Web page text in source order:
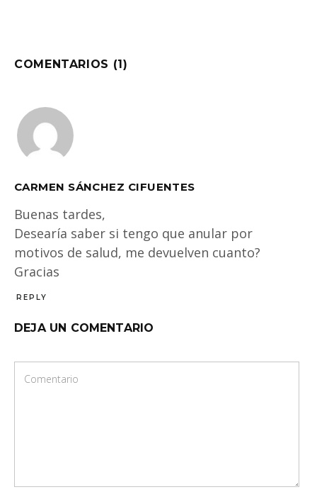
COMENTARIOS (1)
CARMEN SÁNCHEZ CIFUENTES
Buenas tardes,
Desearía saber si tengo que anular por
motivos de salud, me devuelven cuanto?
Gracias
REPLY
DEJA UN COMENTARIO